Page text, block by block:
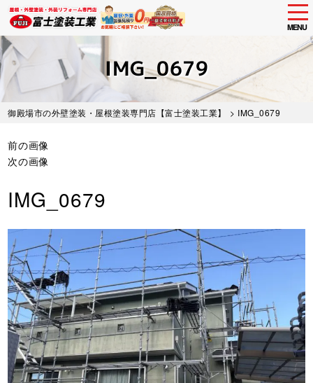
Skip
to
main
content
MENU
IMG_0679
御殿場市の外壁塗装・屋根塗装専門店【富士塗装工業】 > IMG_0679
前の画像
次の画像
IMG_0679